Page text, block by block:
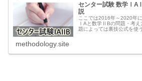
センター試験 数学
説
ここでは2016年～2020年
ⅠAと数学ⅡBの問題・考え
題によっては裏技公式を使
methodology.site